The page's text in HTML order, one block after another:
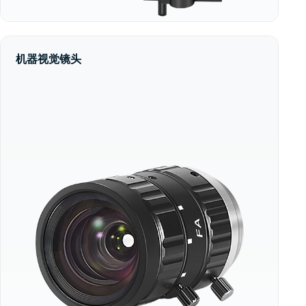
机器视觉镜头